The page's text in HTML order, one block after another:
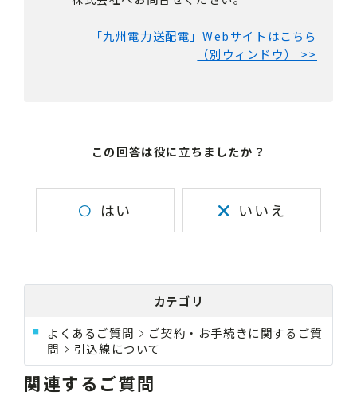
「九州電力送配電」Webサイトはこちら
（別ウィンドウ） >>
この回答は役に立ちましたか？
はい いいえ
カテゴリ
よくあるご質問
ご契約・お手続きに関するご質
問
引込線について
関連するご質問